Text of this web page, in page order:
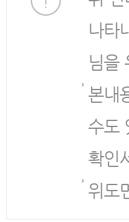
나타
님을
본내
수도
확인
위도